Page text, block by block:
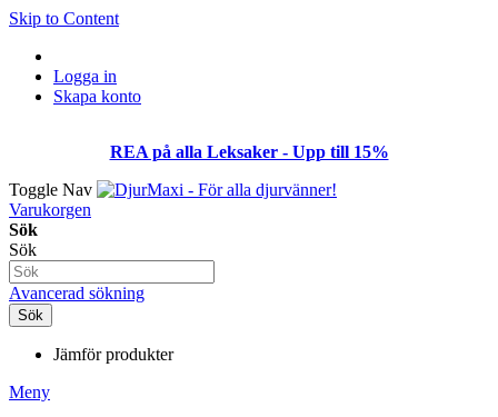
Skip to Content
Logga in
Skapa konto
REA på alla Leksaker - Upp till 15%
Toggle Nav
Varukorgen
Sök
Sök
Avancerad sökning
Sök
Jämför produkter
Meny